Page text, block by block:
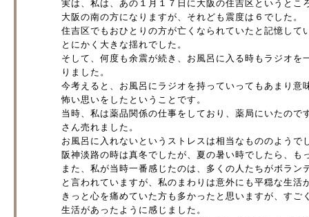
実は、私は、あの１月１７日に大阪の住吉区というとこ
大阪の南の方になりますが、それども震度は６でした。
住吉区でもおひとりの方が亡くなられていたと記憶して
とにかく大きな揺れでした。
そして、何度も余震が続き、お風呂に入る時もラジオ
りました。
今考えると、お風呂にラジオを持っていってもあまり
怖い思いをしたということです。
当時、私は薬品関係の仕事をしており、薬局にいたの
さん売れました。
お風呂に入れないというストレスは相当なもののようで
阪神淡路の時は真冬でしたが、夏の暑い時でしたら、も
また、私が当時一番感じたのは、多くの人たちがボラ
と言われていますが、私のまわりは意外にも平穏な生活
きっと心を痛めていた方も多かったと思いますが、す
生活があったように感じました。